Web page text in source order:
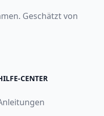
Geschätzt von
CENTER